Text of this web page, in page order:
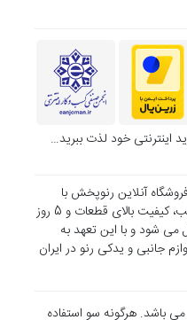
اینترنتی خود لذت ببرید…
آنلاین رنوپخش با
پایبندی به 3 اصل کلیدی قیمت مناسب، کیفیت بالای قطعات و 5 روز
می شود و با این تعهد به
جانبی و یدکی رنو در ایران
باشد. هرگونه سو استفاده